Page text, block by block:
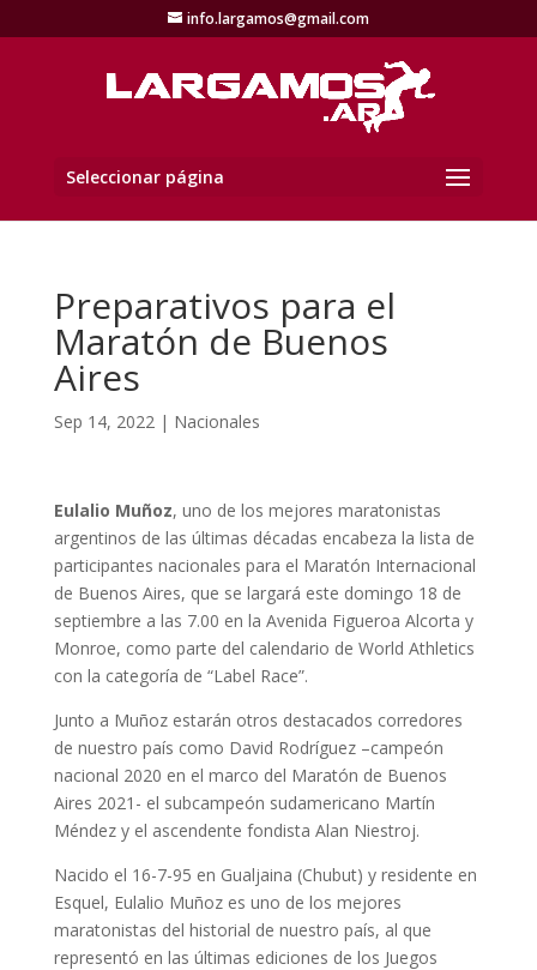
info.largamos@gmail.com
Seleccionar página
Preparativos para el
Maratón de Buenos
Aires
Sep 14, 2022| Nacionales
Eulalio Muñoz, uno de los mejores maratonistas
argentinos de las últimas décadas encabeza la lista de
participantes nacionales para el Maratón Internacional
de Buenos Aires, que se largará este domingo 18 de
septiembre a las 7.00 en la Avenida Figueroa Alcorta y
Monroe, como parte del calendario de World Athletics
con la categoría de “Label Race”.
Junto a Muñoz estarán otros destacados corredores
de nuestro país como David Rodríguez –campeón
nacional 2020 en el marco del Maratón de Buenos
Aires 2021- el subcampeón sudamericano Martín
Méndez y el ascendente fondista Alan Niestroj.
Nacido el 16-7-95 en Gualjaina (Chubut) y residente en
Esquel, Eulalio Muñoz es uno de los mejores
maratonistas del historial de nuestro país, al que
representó en las últimas ediciones de los Juegos